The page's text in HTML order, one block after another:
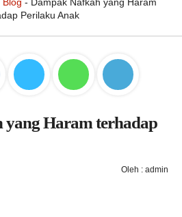
Perilaku Anak
Haram terhadap
Oleh : admin